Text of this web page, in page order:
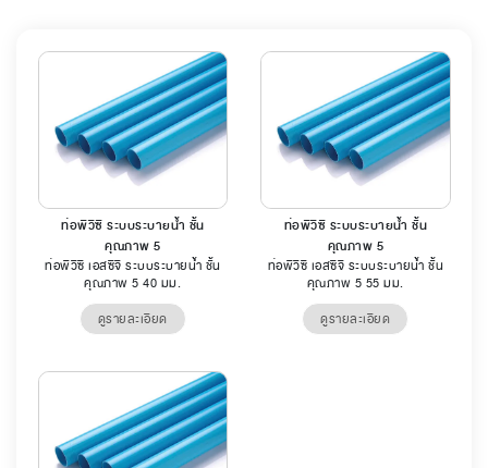
ท่อพีวีซี ระบบระบายน้ำ ชั้น
คุณภาพ 5
ท่อพีวีซี เอสซีจี ระบบระบายน้ำ ชั้น
คุณภาพ 5 40 มม.
ดูรายละเอียด
ท่อพีวีซี ระบบระบายน้ำ ชั้น
คุณภาพ 5
ท่อพีวีซี เอสซีจี ระบบระบายน้ำ ชั้น
คุณภาพ 5 55 มม.
ดูรายละเอียด